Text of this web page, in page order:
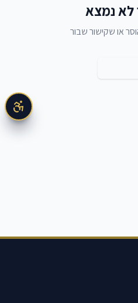
נמצא
או שקישור שבור